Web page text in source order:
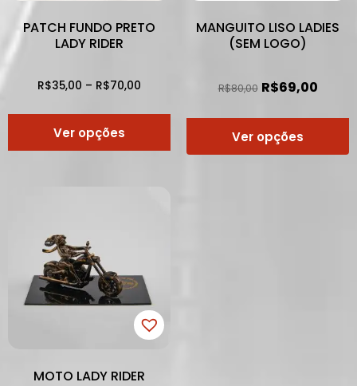
PATCH FUNDO PRETO
LADY RIDER
R$35,00 – R$70,00
Ver opções
MANGUITO LISO LADIES
(SEM LOGO)
R$80,00 R$69,00
Ver opções
MOTO LADY RIDER